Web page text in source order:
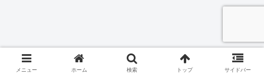
メニュー ホーム 検索 トップ サイドバー